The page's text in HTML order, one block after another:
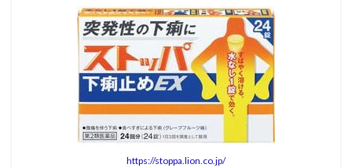
https://stoppa.lion.co.jp/